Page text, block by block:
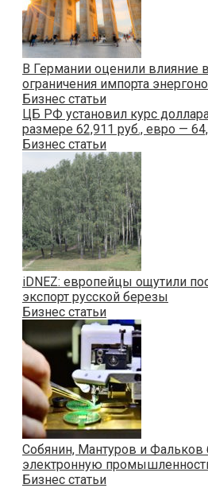
В Германии оценили влияние
ограничения импорта
Бизнес статьи
ЦБ РФ установил курс
размере 62,911 руб., евро —
Бизнес статьи
iDNEZ: европейцы ощутили
экспорт русской березы
Бизнес статьи
Собянин, Мантуров и Фальков
электронную
Бизнес статьи